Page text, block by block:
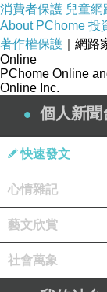
上一篇：業者室
下一篇：桃園市房
消費者保護 兒童網
About PChome 投
著作權保護 ｜網
Online
PChome Online
Online Inc.
個人新聞
快速發文
心情雜記
藝文欣賞
社會萬象